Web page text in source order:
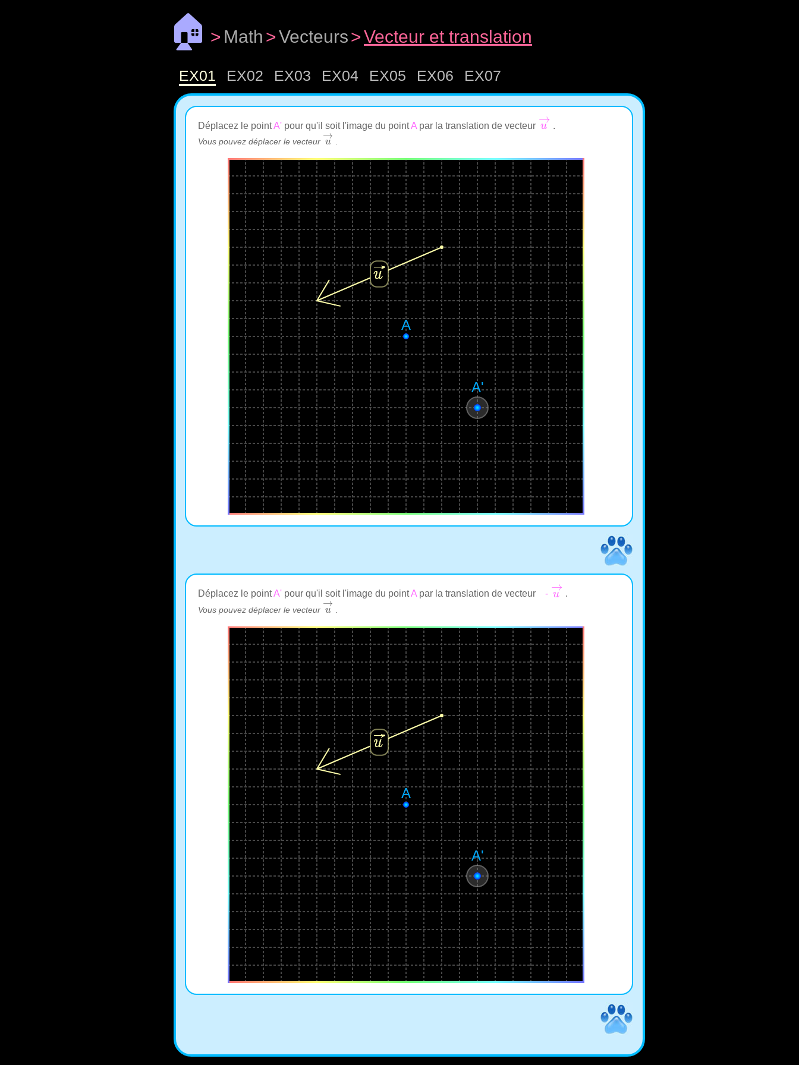
🏠 > Math >Vecteurs>Vecteur et translation
EX01 EX02 EX03 EX04 EX05 EX06 EX07
Déplacez le pointA' pour qu'il soit l'image du pointA par la translation de vecteur u
→
u→ .
Vous pouvez déplacer le vecteur u
→
u→ .
Déplacez le pointA' pour qu'il soit l'image du pointApar la translation de vecteur - u
→
u→ .
Vous pouvez déplacer le vecteur u
→
u→